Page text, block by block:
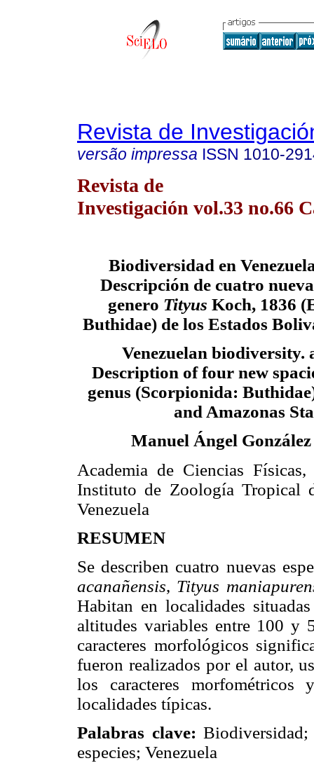
Revista de
versão impressa ISSN 1010-
Revista de
Investigación vol.33 no.66
Biodiversidad en
Descripción de cuatro
genero Tityus Koch, 1836
Buthidae) de los Estados
Venezuelan biodiversity.
Description of four new
genus (Scorpionida:
and Amazonas
Manuel Ángel
Academia de Ciencias
Instituto de Zoología Tropical
Venezuela
RESUMEN
Se describen cuatro nuevas
acanañensis, Tityus
Habitan en localidades
altitudes variables entre 100 y
caracteres morfológicos
fueron realizados por el autor,
los caracteres
localidades típicas.
Palabras clave:
especies; Venezuela